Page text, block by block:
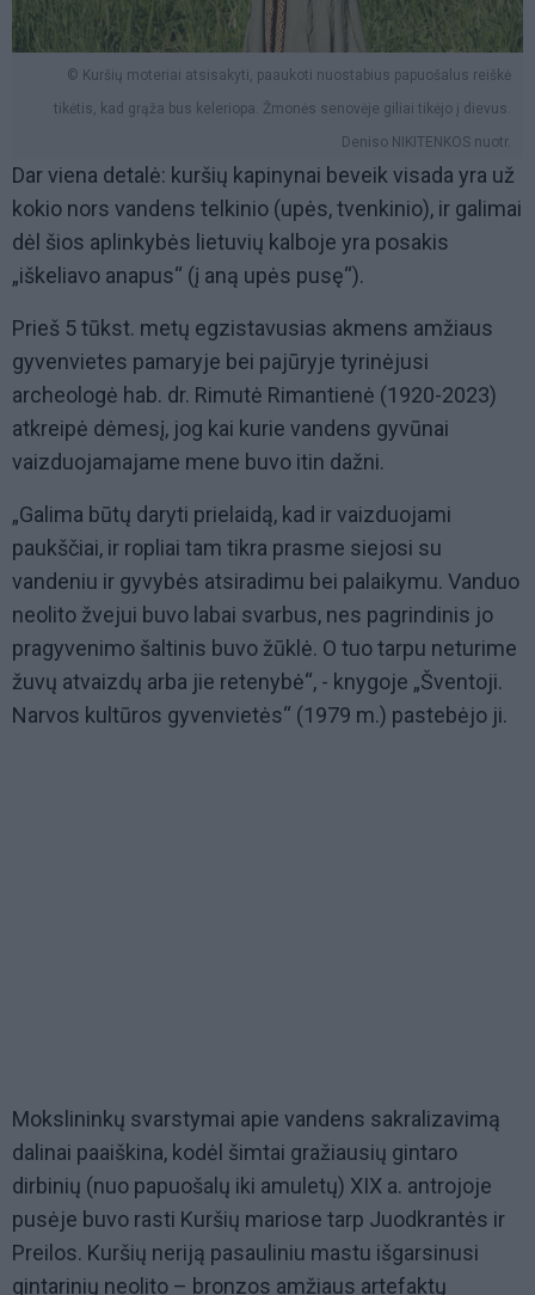
© Kuršių moteriai atsisakyti, paaukoti nuostabius papuošalus reiškė
tikėtis, kad grąža bus keleriopa. Žmonės senovėje giliai tikėjo į dievus.
Deniso NIKITENKOS nuotr.
Dar viena detalė: kuršių kapinynai beveik visada yra už
kokio nors vandens telkinio (upės, tvenkinio), ir galimai
dėl šios aplinkybės lietuvių kalboje yra posakis
„iškeliavo anapus“ (į aną upės pusę“).
Prieš 5 tūkst. metų egzistavusias akmens amžiaus
gyvenvietes pamaryje bei pajūryje tyrinėjusi
archeologė hab. dr. Rimutė Rimantienė (1920-2023)
atkreipė dėmesį, jog kai kurie vandens gyvūnai
vaizduojamajame mene buvo itin dažni.
„Galima būtų daryti prielaidą, kad ir vaizduojami
paukščiai, ir ropliai tam tikra prasme siejosi su
vandeniu ir gyvybės atsiradimu bei palaikymu. Vanduo
neolito žvejui buvo labai svarbus, nes pagrindinis jo
pragyvenimo šaltinis buvo žūklė. O tuo tarpu neturime
žuvų atvaizdų arba jie retenybė“, - knygoje „Šventoji.
Narvos kultūros gyvenvietės“ (1979 m.) pastebėjo ji.
Mokslininkų svarstymai apie vandens sakralizavimą
dalinai paaiškina, kodėl šimtai gražiausių gintaro
dirbinių (nuo papuošalų iki amuletų) XIX a. antrojoje
pusėje buvo rasti Kuršių mariose tarp Juodkrantės ir
Preilos. Kuršių neriją pasauliniu mastu išgarsinusi
gintarinių neolito – bronzos amžiaus artefaktų